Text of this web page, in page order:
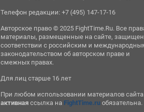
Телефон редакции: +7 (495) 147-17-16
Авторское право © 2025 FightTime.Ru. Все
материалы, размещенные на сайте,
соответствии с российским и
законодательством об авторском праве и
смежных правах.
Для лиц старше 16 лет
При любом использовании материалов сайта
активная ссылка на FightTime.ru обязательна.